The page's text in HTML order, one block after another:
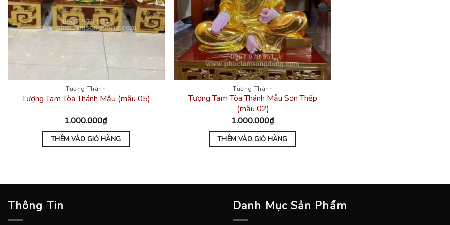
Tượng Thánh
Tượng Tam Tòa Thánh Mẫu (mẫu 05)
1.000.000₫
THÊM VÀO GIỎ HÀNG
Tượng Thánh
Tượng Tam Tòa Thánh Mẫu Sơn Thếp
(mẫu 02)
1.000.000₫
THÊM VÀO GIỎ HÀNG
Thông Tin Danh Mục Sản Phẩm